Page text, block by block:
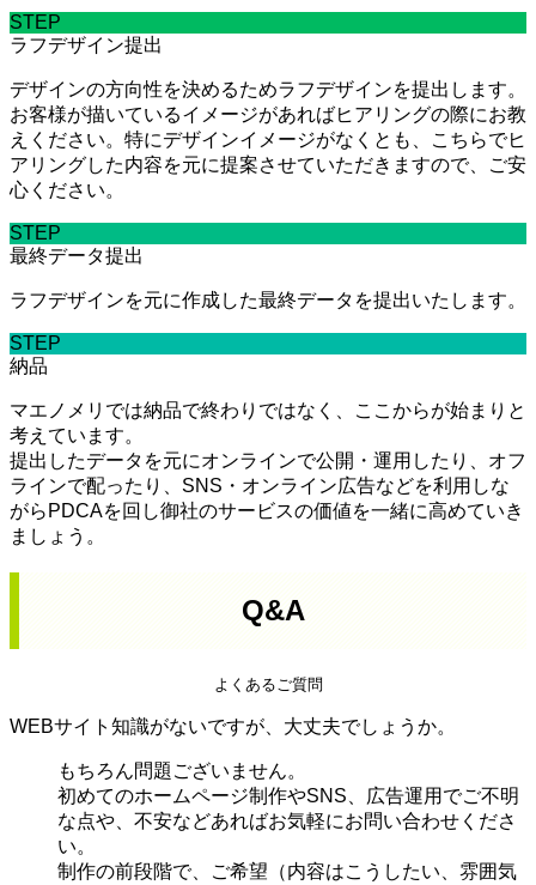
STEP
ラフデザイン提出
デザインの方向性を決めるためラフデザインを提出します。
お客様が描いているイメージがあればヒアリングの際にお教
えください。特にデザインイメージがなくとも、こちらでヒ
アリングした内容を元に提案させていただきますので、ご安
心ください。
STEP
最終データ提出
ラフデザインを元に作成した最終データを提出いたします。
STEP
納品
マエノメリでは納品で終わりではなく、ここからが始まりと
考えています。
提出したデータを元にオンラインで公開・運用したり、オフ
ラインで配ったり、SNS・オンライン広告などを利用しな
がらPDCAを回し御社のサービスの価値を一緒に高めていき
ましょう。
Q&A
よくあるご質問
WEBサイト知識がないですが、大丈夫でしょうか。
もちろん問題ございません。
初めてのホームページ制作やSNS、広告運用でご不明
な点や、不安などあればお気軽にお問い合わせくださ
い。
制作の前段階で、ご希望（内容はこうしたい、雰囲気